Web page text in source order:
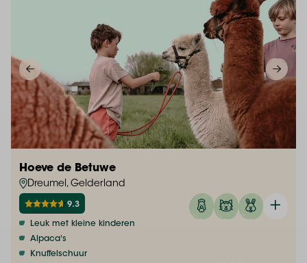
Hoeve de Betuwe
Dreumel, Gelderland
9.3
Leuk met kleine kinderen
Alpaca's
Knuffelschuur